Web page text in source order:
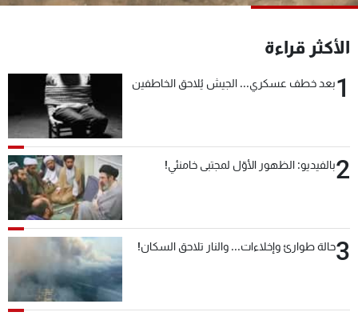
الأكثر قراءة
1بعد خطف عسكري... الجيش يُلاحق الخاطفين
2بالفيديو: الظهور الأوّل لمجتبى خامنئي!
3حالة طوارئ وإخلاءات... والنار تلاحق السكان!
الترددات
عن MTV
لاعلاناتكم
شروط الإسـتخدام